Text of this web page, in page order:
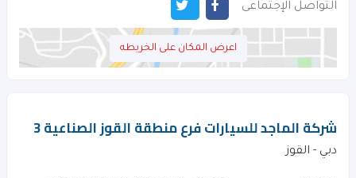
التواصل الإجتماعى
اعرض المكان على الخريطه
شركة الماجد للسيارات فرع منطقة القوز الصناعية 3
دبي - القوز